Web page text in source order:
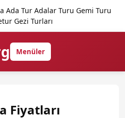
Ada Tur Adalar Turu Gemi Turu
Gezi Turları
Menüler
Fiyatları